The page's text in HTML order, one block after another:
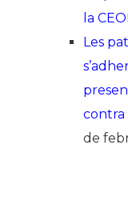
la
Les
contra
de